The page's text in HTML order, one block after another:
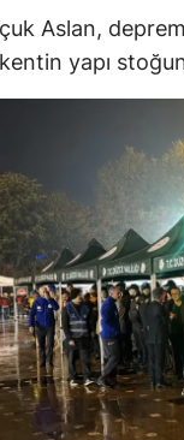
Konya
Muş
Aslan,
yapı